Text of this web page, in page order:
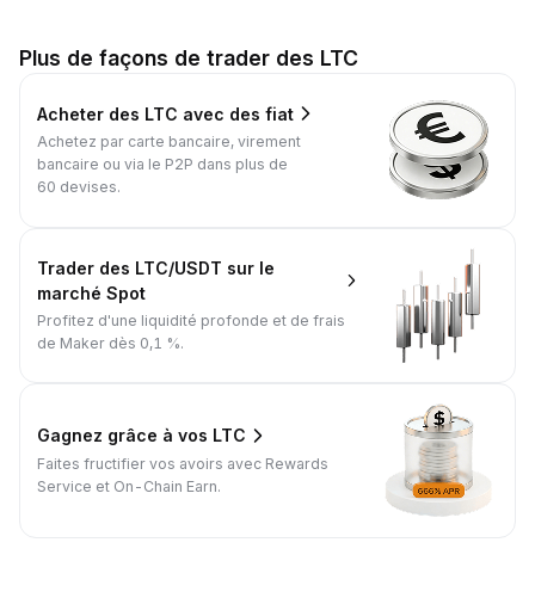
Plus de façons de trader des LTC
Acheter des LTC avec des fiat
Achetez par carte bancaire, virement
bancaire ou via le P2P dans plus de
60 devises.
Trader des LTC/USDT sur le
marché Spot
Profitez d'une liquidité profonde et de frais
de Maker dès 0,1 %.
Gagnez grâce à vos LTC
Faites fructifier vos avoirs avec Rewards
Service et On-Chain Earn.